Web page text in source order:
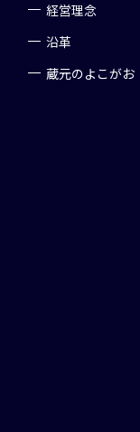
経営理念
沿革
蔵元のよこがお